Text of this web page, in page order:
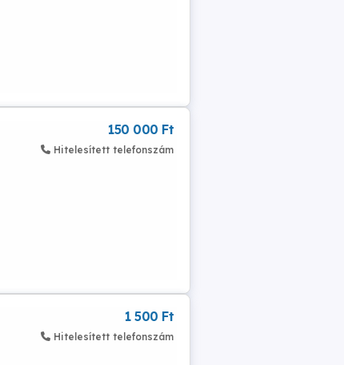
150 000 Ft
Hitelesített telefonszám
1 500 Ft
Hitelesített telefonszám